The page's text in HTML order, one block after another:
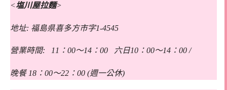
<塩川屋拉麵>
地址: 福島県喜多方市字1-4545
營業時間: 11：00～14：00 六日10：00～14：00 /
晚餐 18：00～22：00 (週一公休)